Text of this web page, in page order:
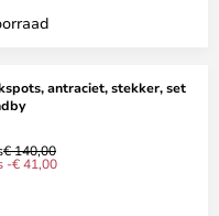
antraciet, stekker, set
€ 140,00
-€ 41,00